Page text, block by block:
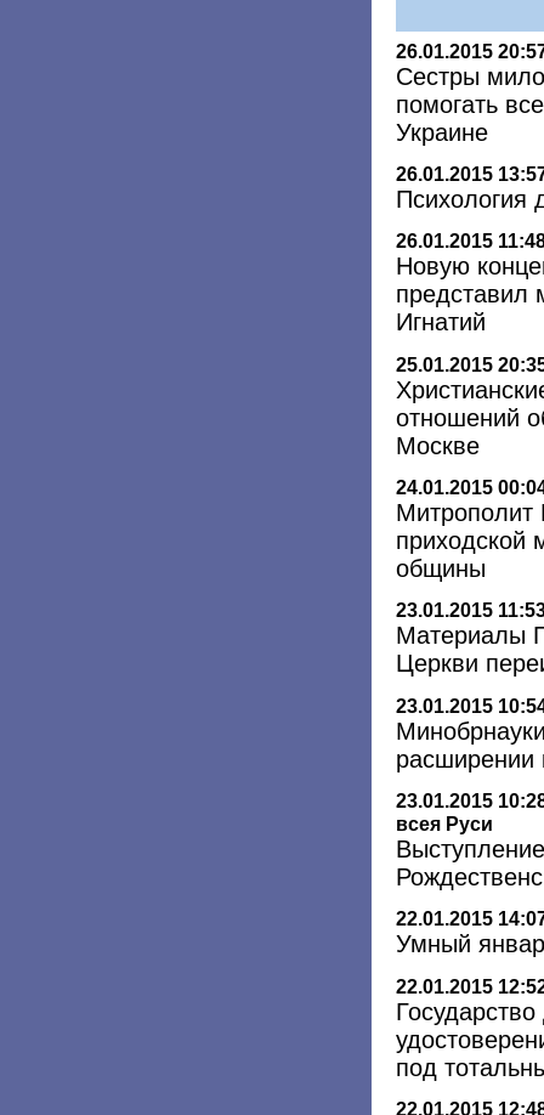
26.01.2015
Сестры
помогать
Украине
26.01.2015
Психология
26.01.2015
Новую
представил
Игнатий
25.01.2015
отношений
Москве
24.01.2015
Митрополит
приходской
общины
23.01.2015
Материалы
Церкви
23.01.2015
расширении
23.01.2015
всея Руси
22.01.2015
Умный
22.01.2015
под
22.01.2015